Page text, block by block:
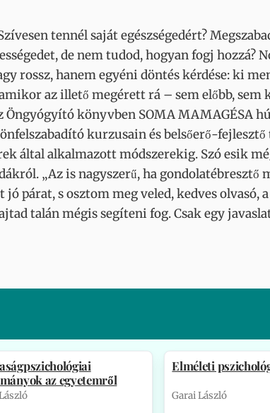
tennél saját egészségedért?
de nem tudod, hogyan fogj hozzá?
rossz, hanem egyéni döntés kérdése: ki
az illető megérett rá – sem előbb, sem
könyvben SOMA MAMAGÉSA
kurzusain és belsőerő-
által alkalmazott módszerekig. Szó esik
„Az is nagyszerű, ha
párat, s osztom meg veled, kedves olvasó,
talán mégis segíteni fog. Csak egy
az egyetemről
Elméleti
Garai László